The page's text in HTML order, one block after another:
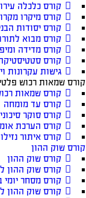
קורס כלכלה
קורס מיקרו
קורס יסודות
קורס מבוא
קורס מדידה
קורס
גישות עקרונות
קורס שמאות רכוש
קורס שמאות
קורס עד מומחה
קורס סוקר
קורס הערכת
קורס איתור
קורס שוק ההון
קורס שוק ההון
קורס שוק ההון
קורס מסחר יומי
קורס שוק ההון